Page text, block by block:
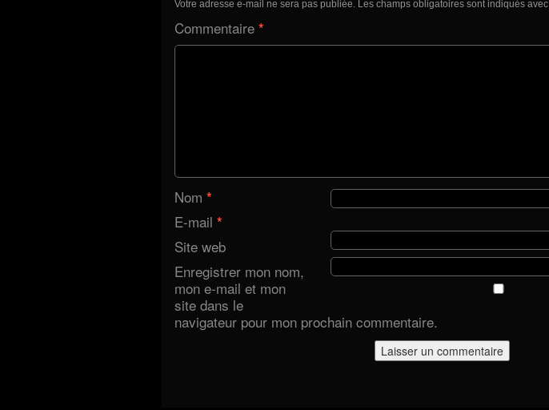
Votre adresse e-mail ne sera pas publiée. Les champs obligatoires sont indiqués avec
Commentaire *
Nom *
E-mail *
Site web
Enregistrer mon nom,
mon e-mail et mon
site dans le
navigateur pour mon prochain commentaire.